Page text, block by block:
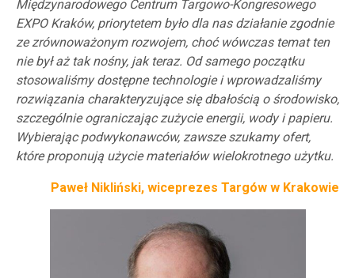
Międzynarodowego Centrum Targowo-Kongresowego
EXPO Kraków, priorytetem było dla nas działanie zgodnie
ze zrównoważonym rozwojem, choć wówczas temat ten
nie był aż tak nośny, jak teraz. Od samego początku
stosowaliśmy dostępne technologie i wprowadzaliśmy
rozwiązania charakteryzujące się dbałością o środowisko,
szczególnie ograniczając zużycie energii, wody i papieru.
Wybierając podwykonawców, zawsze szukamy ofert,
które proponują użycie materiałów wielokrotnego użytku.
Paweł Nikliński, wiceprezes Targów w Krakowie